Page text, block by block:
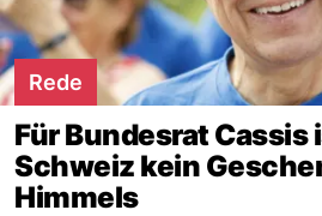
Rede
Für Bundesrat Cassis
Schweiz kein
Himmels